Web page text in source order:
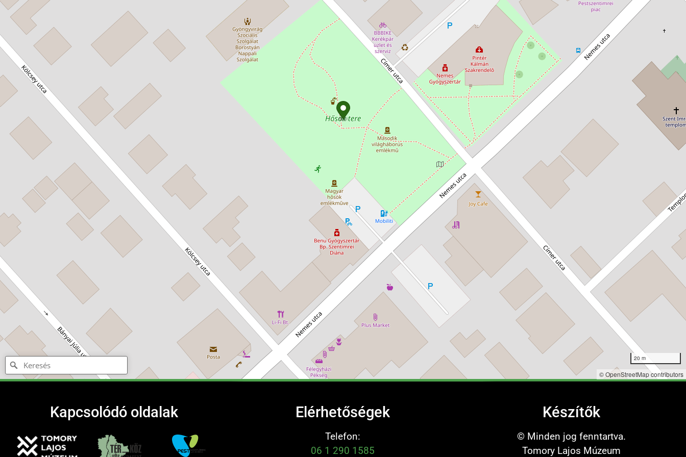
20 m
©OpenStreetMapcontributors
Kapcsolódó oldalak Elérhetőségek
Telefon:
06 1 290 1585
Készítők
© Minden jog fenntartva.
Tomory Lajos Múzeum